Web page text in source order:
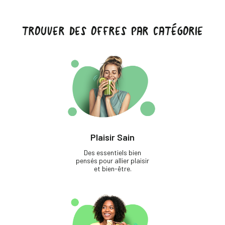
TROUVER DES OFFRES PAR CATÉGORIE
Plaisir Sain
Des essentiels bien
pensés pour allier plaisir
et bien-être.